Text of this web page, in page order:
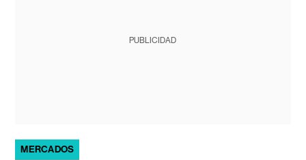
PUBLICIDAD
MERCADOS